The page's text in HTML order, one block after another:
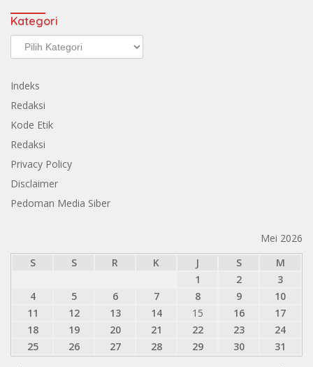
Kategori
Kategori
Indeks
Redaksi
Kode Etik
Redaksi
Privacy Policy
Disclaimer
Pedoman Media Siber
Mei 2026
S
S R K J S
M
1
2
3
4
5 6 7 8 9
10
11
12 13 14 15 16
17
18
19 20 21 22 23
24
25
26 27 28 29 30
31